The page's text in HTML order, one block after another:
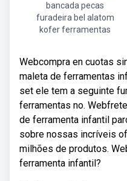
bancada pecas
furadeira bel alatom
kofer ferramentas
Webcompra en cuotas
maleta de ferramentas
set ele tem a seguinte
ferramentas no.
de ferramenta infantil
sobre nossas incríveis
milhões de produtos.
ferramenta infantil?